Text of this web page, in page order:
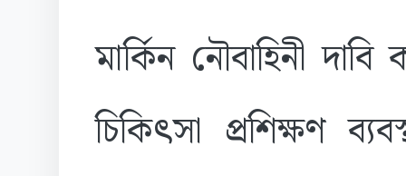
মার্কিন নৌবাহিনী
চিকিৎসা প্রশিক্ষণ